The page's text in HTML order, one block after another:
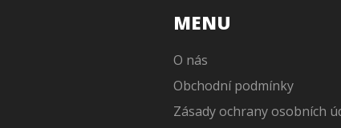
MENU
O nás
Obchodní podmínky
Zásady ochrany osobních